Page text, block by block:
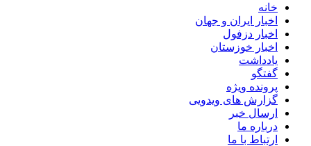
خانه
اخبار ایران و جهان
اخبار دزفول
اخبار خوزستان
یادداشت
گفتگو
پرونده ویژه
گزارش های ویدویی
ارسال خبر
درباره ما
ارتباط با ما